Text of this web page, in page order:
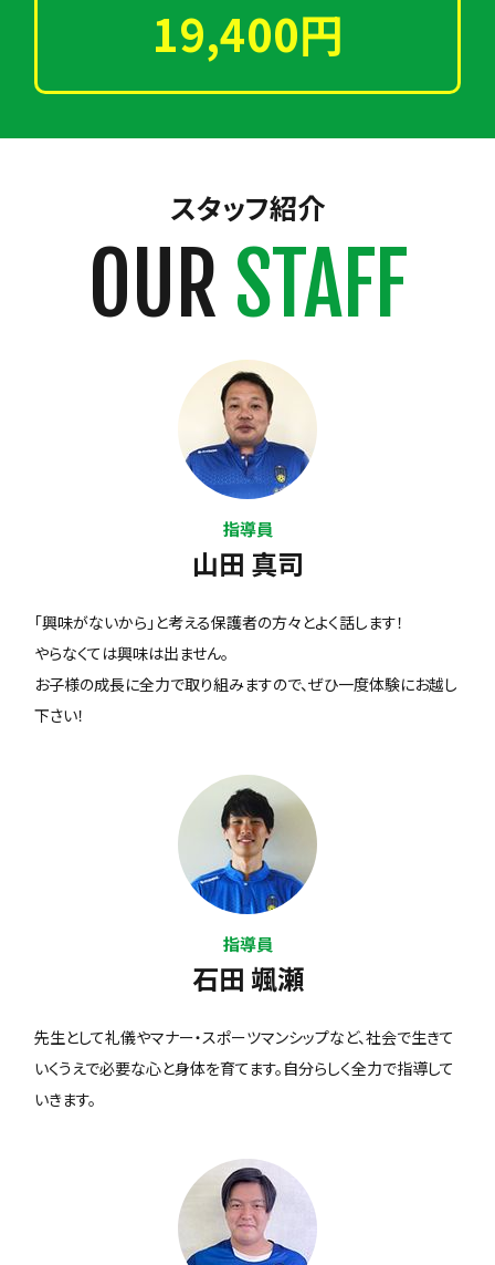
19,400円
スタッフ紹介
OUR STAFF
指導員
山田 真司
「興味がないから」と考える保護者の方々とよく話します！
やらなくては興味は出ません。
お子様の成長に全力で取り組みますので、ぜひ一度体験にお越し
下さい！
指導員
石田 颯瀬
先生として礼儀やマナー・スポーツマンシップなど、社会で生きて
いくうえで必要な心と身体を育てます。自分らしく全力で指導して
いきます。